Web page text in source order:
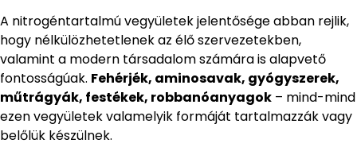
A nitrogéntartalmú vegyületek jelentősége abban rejlik,
hogy nélkülözhetetlenek az élő szervezetekben,
valamint a modern társadalom számára is alapvető
fontosságúak. Fehérjék, aminosavak, gyógyszerek,
műtrágyák, festékek, robbanóanyagok – mind-mind
ezen vegyületek valamelyik formáját tartalmazzák vagy
belőlük készülnek.